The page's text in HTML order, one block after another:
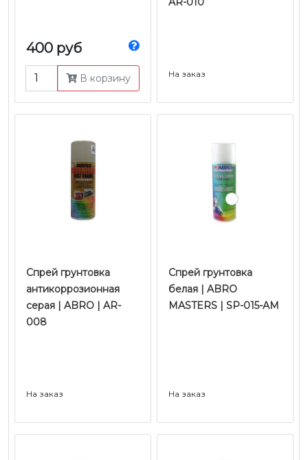
400 руб
В корзину На заказ
Спрей грунтовка
антикоррозионная
серая | ABRO | AR-
008
На заказ
Спрей грунтовка
белая | ABRO
MASTERS | SP-015-AM
На заказ